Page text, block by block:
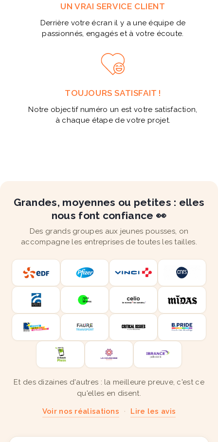
UN VRAI SERVICE CLIENT
Derrière votre écran il y a une équipe de
passionnés, engagés et à votre écoute.
TOUJOURS SATISFAIT !
Notre objectif numéro un est votre satisfaction,
à chaque étape de votre projet.
Grandes, moyennes ou petites : elles
nous font confiance 👀
Des grands groupes aux jeunes pousses, on
accompagne les entreprises de toutes les tailles.
Et des dizaines d'autres : la meilleure preuve, c'est ce
qu'elles en disent.
Voir nos réalisations · Lire les avis